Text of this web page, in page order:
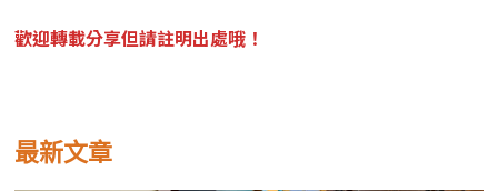
歡迎轉載分享但請註明出處哦！
最新文章